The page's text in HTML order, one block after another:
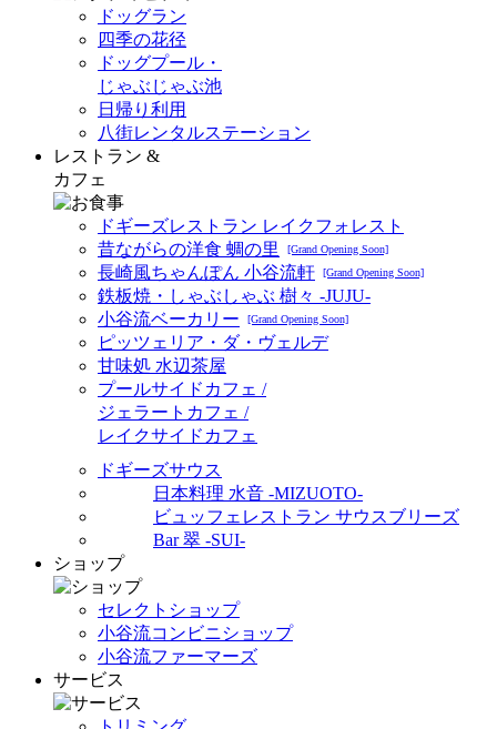
ドッグラン
四季の花径
ドッグプール・
じゃぶじゃぶ池
日帰り利用
八街レンタルステーション
レストラン &
カフェ
ドギーズレストラン レイクフォレスト
昔ながらの洋食 蜩の里
[Grand Opening Soon]
長崎風ちゃんぽん 小谷流軒 [Grand Opening Soon]
鉄板焼・しゃぶしゃぶ 樹々 -JUJU-
小谷流ベーカリー
[Grand Opening Soon]
ピッツェリア・ダ・ヴェルデ
甘味処 水辺茶屋
プールサイドカフェ /
ジェラートカフェ /
レイクサイドカフェ
ドギーズサウス
日本料理 水音 -MIZUOTO-
ビュッフェレストラン サウスブリーズ
Bar 翠 -SUI-
ショップ
セレクトショップ
小谷流コンビニショップ
小谷流ファーマーズ
サービス